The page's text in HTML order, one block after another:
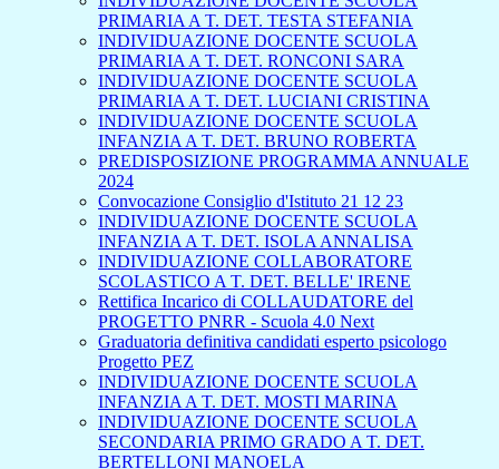
PRIMARIA A T. DET. TESTA STEFANIA
INDIVIDUAZIONE DOCENTE SCUOLA
PRIMARIA A T. DET. RONCONI SARA
INDIVIDUAZIONE DOCENTE SCUOLA
PRIMARIA A T. DET. LUCIANI CRISTINA
INDIVIDUAZIONE DOCENTE SCUOLA
INFANZIA A T. DET. BRUNO ROBERTA
PREDISPOSIZIONE PROGRAMMA ANNUALE
2024
Convocazione Consiglio d'Istituto 21 12 23
INDIVIDUAZIONE DOCENTE SCUOLA
INFANZIA A T. DET. ISOLA ANNALISA
INDIVIDUAZIONE COLLABORATORE
SCOLASTICO A T. DET. BELLE' IRENE
Rettifica Incarico di COLLAUDATORE del
PROGETTO PNRR - Scuola 4.0 Next
Graduatoria definitiva candidati esperto psicologo
Progetto PEZ
INDIVIDUAZIONE DOCENTE SCUOLA
INFANZIA A T. DET. MOSTI MARINA
INDIVIDUAZIONE DOCENTE SCUOLA
SECONDARIA PRIMO GRADO A T. DET.
BERTELLONI MANOELA